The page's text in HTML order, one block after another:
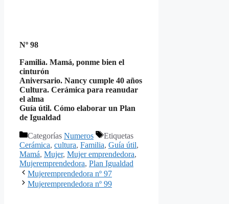
Nº 98
Familia. Mamá, ponme bien el
cinturón
Aniversario. Nancy cumple 40 años
Cultura. Cerámica para reanudar
el alma
Guía útil. Cómo elaborar un Plan
de Igualdad
Categorías Numeros
Etiquetas
Cerámica, cultura, Familia, Guía útil,
Mamá, Mujer, Mujer emprendedora,
Mujeremprendedora, Plan Igualdad
Mujeremprendedora nº 97
Mujeremprendedora nº 99